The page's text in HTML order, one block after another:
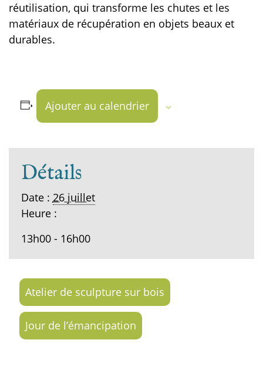
réutilisation, qui transforme les chutes et les
matériaux de récupération en objets beaux et
durables.
Ajouter au calendrier
Détails
Date : 26 juillet
Heure :
13h00 - 16h00
Atelier de sculpture sur bois
Jour de l’émancipation